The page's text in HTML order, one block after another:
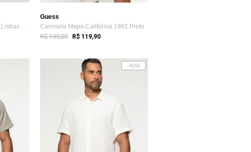
Camisa Guess Manga Curta Listras Cinza
Guess
Camiseta Mapa Califórnia 1981 Preto
R$ 199,00 R$ 119,90
-40%